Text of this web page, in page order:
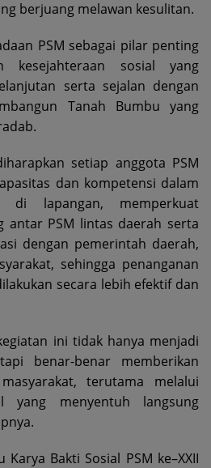
berjuang melawan kesulitan.
PSM sebagai pilar penting
kesejahteraan sosial yang
serta sejalan dengan
Tanah Bumbu yang
setiap anggota PSM
dan kompetensi dalam
di lapangan, memperkuat
antar PSM lintas daerah serta
dengan pemerintah daerah,
sehingga penanganan
secara lebih efektif dan
ini tidak hanya menjadi
benar-benar memberikan
terutama melalui
yang menyentuh langsung
Bakti Sosial PSM ke–XXII